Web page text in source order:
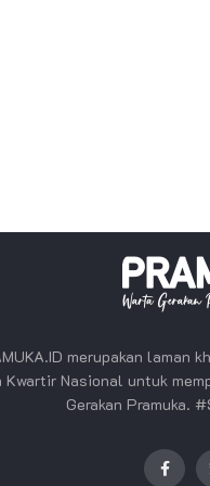
merupakan laman
Kwartir Nasional untuk
Gerakan Pramuka.